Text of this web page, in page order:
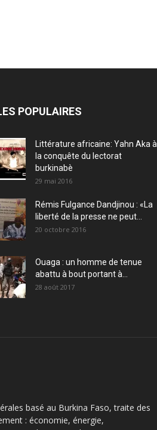
POPULAIRES
Littérature africaine: Yahn Aka à
la conquête du lectorat
burkinabè
29 mai 2016
Rémis Fulgance Dandjinou : «La
liberté de la presse ne peut...
20 octobre 2016
Ouaga : un homme de tenue
abattu à bout portant à...
28 août 2017
basé au Burkina Faso, traite des
: économie, énergie,